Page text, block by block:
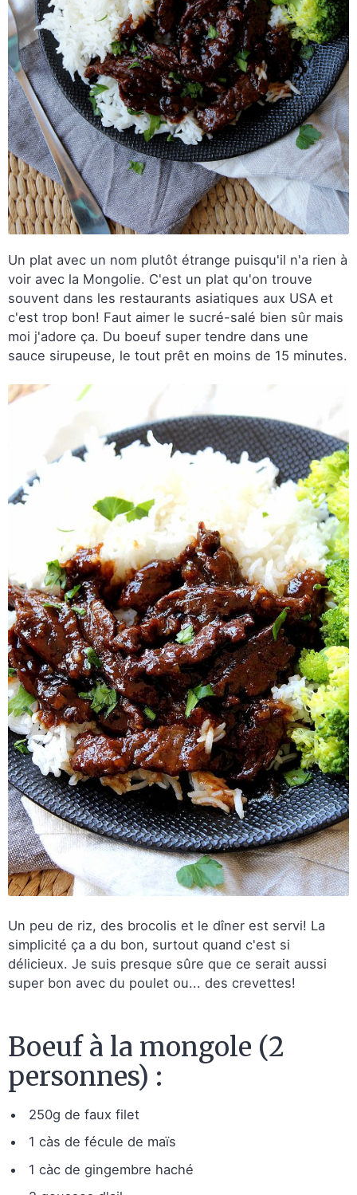
Un plat avec un nom plutôt étrange puisqu'il n'a rien à
voir avec la Mongolie. C'est un plat qu'on trouve
souvent dans les restaurants asiatiques aux USA et
c'est trop bon! Faut aimer le sucré-salé bien sûr mais
moi j'adore ça. Du boeuf super tendre dans une
sauce sirupeuse, le tout prêt en moins de 15 minutes.
Un peu de riz, des brocolis et le dîner est servi! La
simplicité ça a du bon, surtout quand c'est si
délicieux. Je suis presque sûre que ce serait aussi
super bon avec du poulet ou... des crevettes!
Boeuf à la mongole (2
personnes) :
250g de faux filet
1 càs de fécule de maïs
1 càc de gingembre haché